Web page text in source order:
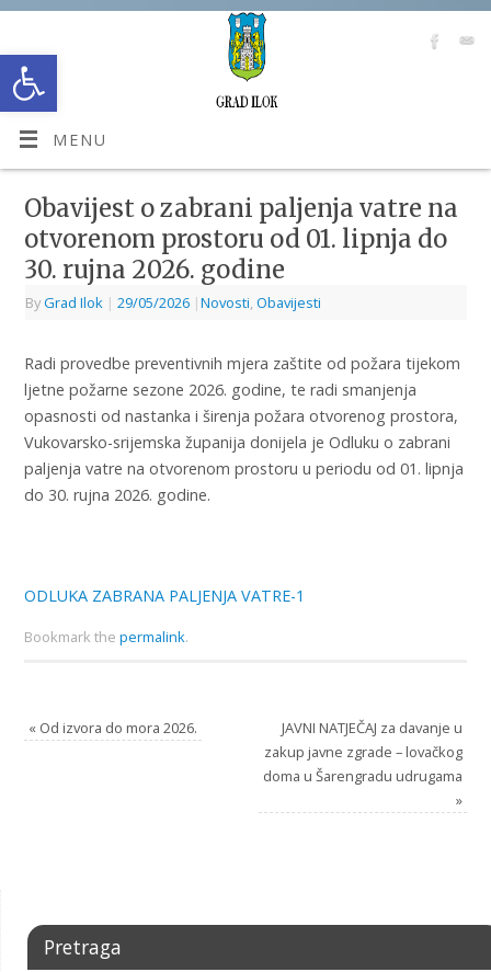
Open toolbar
MENU
Obavijest o zabrani paljenja vatre na
otvorenom prostoru od 01. lipnja do
30. rujna 2026. godine
ByGrad Ilok | 29/05/2026 |Novosti Obavijesti
Radi provedbe preventivnih mjera zaštite od požara tijekom
ljetne požarne sezone 2026. godine, te radi smanjenja
opasnosti od nastanka i širenja požara otvorenog prostora,
Vukovarsko-srijemska županija donijela je Odluku o zabrani
paljenja vatre na otvorenom prostoru u periodu od 01. lipnja
do 30. rujna 2026. godine.
ODLUKA ZABRANA PALJENJA VATRE-1
Bookmark the permalink.
«Od izvora do mora 2026.
JAVNI NATJEČAJ za davanje u
zakup javne zgrade – lovačkog
doma u Šarengradu udrugama
»
Pretraga